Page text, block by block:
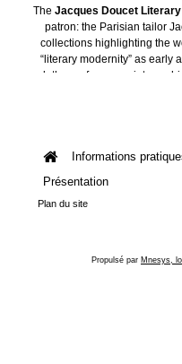
TheJacques Doucet
patron: the Parisian tailor
collections highlighting the
“literary modernity” as early
plethora of manuscripts,
Informations
Présentation
Plan du site
Propulsé par Mnesys,